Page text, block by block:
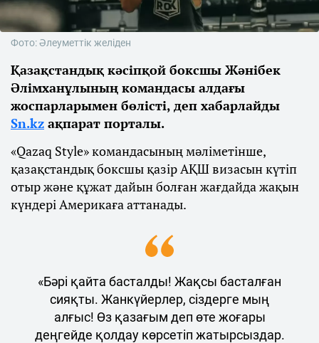
Фото: Әлеуметтік желіден
Қазақстандық кәсіпқой боксшы Жәнібек
Әлімханұлының командасы алдағы
жоспарларымен бөлісті, деп хабарлайды
Sn.kz ақпарат порталы.
«Qazaq Style» командасының мәліметінше,
қазақстандық боксшы қазір АҚШ визасын күтіп
отыр және құжат дайын болған жағдайда жақын
күндері Америкаға аттанады.
«Бәрі қайта басталды! Жақсы басталған
сияқты. Жанкүйерлер, сіздерге мың
алғыс! Өз қазағым деп өте жоғары
деңгейде қолдау көрсетіп жатырсыздар.